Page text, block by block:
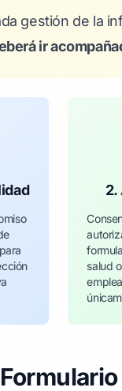
gestión de la
ir
2.
salud